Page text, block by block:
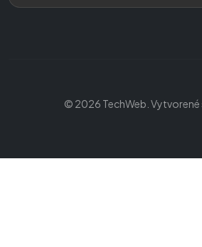
© 2026 TechWeb. Vytvorené